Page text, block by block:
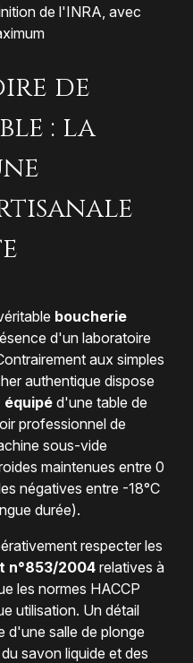
de l'INRA, avec
de
: la
boucherie
d'un laboratoire
aux simples
authentique dispose
d'une table de
professionnel de
sous-vide
maintenues entre 0
négatives entre -18°C
durée).
respecter les
n°853/2004relatives à
les normes HACCP
utilisation. Un détail
d'une salle de plonge
savon liquide et des